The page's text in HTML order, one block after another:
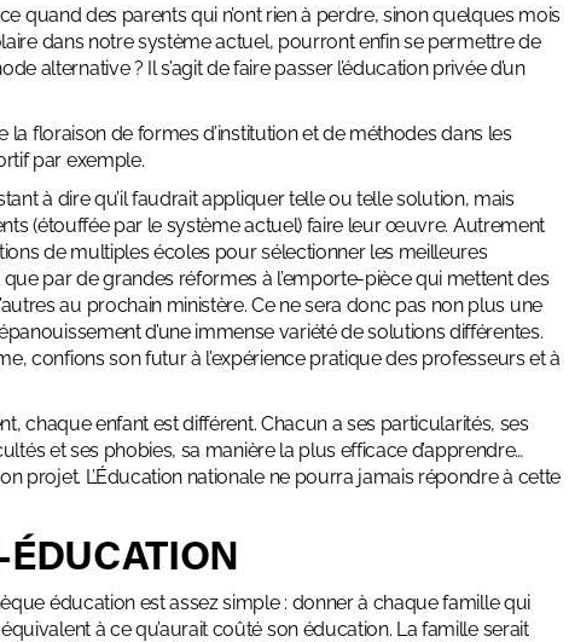
quand des parents qui n’ont rien à perdre, sinon quelques mois
dans notre système actuel, pourront enfin se permettre de
alternative ? Il s’agit de faire passer l’éducation privée d’un
floraison de formes d’institution et de méthodes dans les
par exemple.
à dire qu’il faudrait appliquer telle ou telle solution, mais
(étouffée par le système actuel) faire leur œuvre. Autrement
de multiples écoles pour sélectionner les meilleures
par de grandes réformes à l’emporte-pièce qui mettent des
au prochain ministère. Ce ne sera donc pas non plus une
d’une immense variété de solutions différentes.
confions son futur à l’expérience pratique des professeurs et à
chaque enfant est différent. Chacun a ses particularités, ses
et ses phobies, sa manière la plus efficace d’apprendre…
projet. L’Éducation nationale ne pourra jamais répondre à cette
éducation est assez simple : donner à chaque famille qui
à ce qu’aurait coûté son éducation. La famille serait